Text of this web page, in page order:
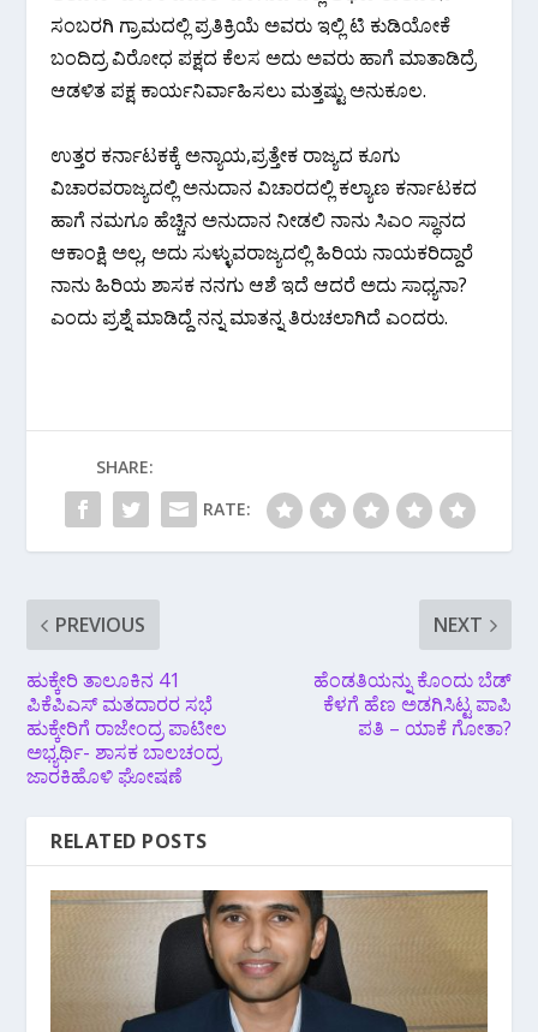
ಸಂಬರಗಿ ಗ್ರಾಮದಲ್ಲಿ ಪ್ರತಿಕ್ರಿಯೆ ಅವರು ಇಲ್ಲಿ ಟಿ ಕುಡಿಯೋಕೆ
ಬಂದಿದ್ರ ವಿರೋಧ ಪಕ್ಷದ ಕೆಲಸ ಅದು ಅವರು ಹಾಗೆ ಮಾತಾಡಿದ್ರೆ
ಆಡಳಿತ ಪಕ್ಷ ಕಾರ್ಯನಿರ್ವಾಹಿಸಲು ಮತ್ತಷ್ಟು ಅನುಕೂಲ.
ಉತ್ತರ ಕರ್ನಾಟಕಕ್ಕೆ ಅನ್ಯಾಯ,ಪ್ರತ್ತೇಕ ರಾಜ್ಯದ ಕೂಗು
ವಿಚಾರವರಾಜ್ಯದಲ್ಲಿ ಅನುದಾನ ವಿಚಾರದಲ್ಲಿ ಕಲ್ಯಾಣ ಕರ್ನಾಟಕದ
ಹಾಗೆ ನಮಗೂ ಹೆಚ್ಚಿನ ಅನುದಾನ ನೀಡಲಿ ನಾನು ಸಿಎಂ ಸ್ಥಾನದ
ಆಕಾಂಕ್ಷಿ ಅಲ್ಲ, ಅದು ಸುಳ್ಳುವರಾಜ್ಯದಲ್ಲಿ ಹಿರಿಯ ನಾಯಕರಿದ್ದಾರೆ
ನಾನು ಹಿರಿಯ ಶಾಸಕ ನನಗು ಆಶೆ ಇದೆ ಆದರೆ ಅದು ಸಾಧ್ಯನಾ?
ಎಂದು ಪ್ರಶ್ನೆ ಮಾಡಿದ್ದೆ ನನ್ನ ಮಾತನ್ನ ತಿರುಚಲಾಗಿದೆ ಎಂದರು.
SHARE:
RATE:
PREVIOUS
ಹುಕ್ಕೇರಿ ತಾಲೂಕಿನ 41
ಪಿಕೆಪಿಎಸ್ ಮತದಾರರ ಸಭೆ
ಹುಕ್ಕೇರಿಗೆ ರಾಜೇಂದ್ರ ಪಾಟೀಲ
ಅಭ್ಯರ್ಥಿ- ಶಾಸಕ ಬಾಲಚಂದ್ರ
ಜಾರಕಿಹೊಳಿ ಘೋಷಣೆ
NEXT
ಹೆಂಡತಿಯನ್ನು ಕೊಂದು ಬೆಡ್
ಕೆಳಗೆ ಹೆಣ ಅಡಗಿಸಿಟ್ಟ ಪಾಪಿ
ಪತಿ – ಯಾಕೆ ಗೋತಾ?
RELATED POSTS